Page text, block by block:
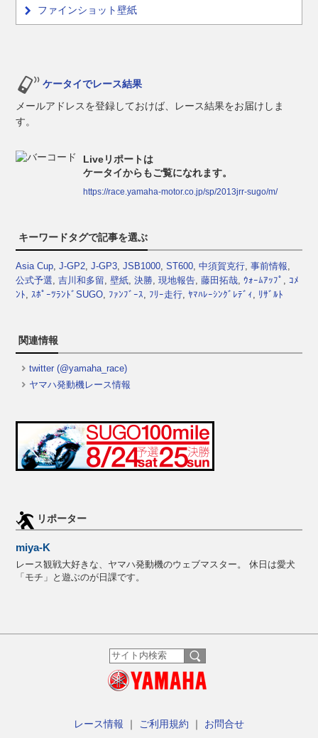
ファインショット壁紙
ケータイでレース結果
メールアドレスを登録しておけば、レース結果をお届けしま
す。
Liveリポートは
ケータイからもご覧になれます。
https://race.yamaha-motor.co.jp/sp/2013jrr-sugo/m/
キーワードタグで記事を選ぶ
Asia Cup ,J-GP2 ,J-GP3 ,JSB1000 ,ST600 ,中須賀克行 ,事前情報
公式予選 ,吉川和多留 ,壁紙 ,決勝 ,現地報告 ,藤田拓哉 ,ｳｫｰﾑｱｯﾌﾟ ,ｺﾒ
ﾝﾄ
ｽﾎﾟｰﾂﾗﾝﾄﾞSUGO ﾌｧﾝﾌﾞｰｽ ﾌﾘｰ走行 ,ﾔﾏﾊﾚｰｼﾝｸﾞﾚﾃﾞｨ ﾘｻﾞﾙﾄ
関連情報
twitter (@yamaha_race)
ヤマハ発動機レース情報
リポーター
miya-K
レース観戦大好きな、ヤマハ発動機のウェブマスター。 休日は愛犬
「モチ」と遊ぶのが日課です。
レース情報 ｜ ご利用規約 ｜ お問合せ